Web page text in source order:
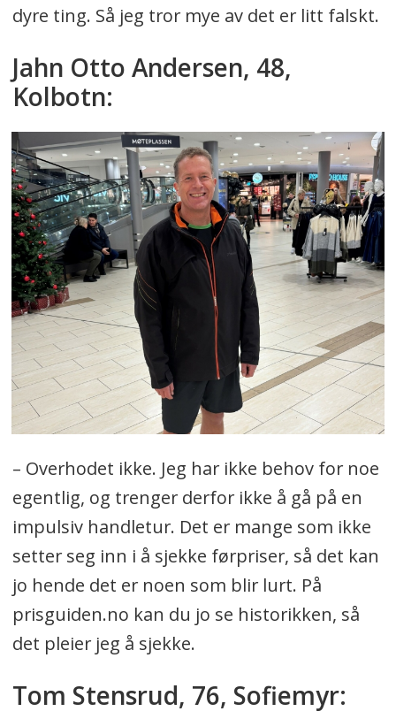
dyre ting. Så jeg tror mye av det er litt falskt.
Jahn Otto Andersen, 48,
Kolbotn:
– Overhodet ikke. Jeg har ikke behov for noe
egentlig, og trenger derfor ikke å gå på en
impulsiv handletur. Det er mange som ikke
setter seg inn i å sjekke førpriser, så det kan
jo hende det er noen som blir lurt. På
prisguiden.no kan du jo se historikken, så
det pleier jeg å sjekke.
Tom Stensrud, 76, Sofiemyr: